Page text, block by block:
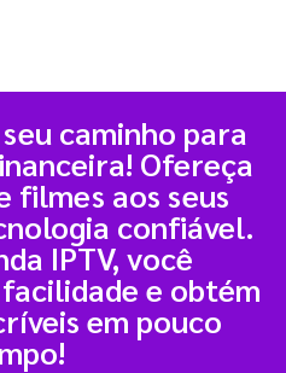
caminho para
Ofereça
filmes aos seus
confiável.
IPTV, você
e obtém
em pouco